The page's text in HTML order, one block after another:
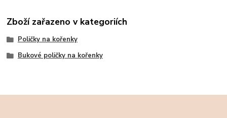
Zboží zařazeno v kategoriích
Poličky na kořenky
Bukové poličky na kořenky